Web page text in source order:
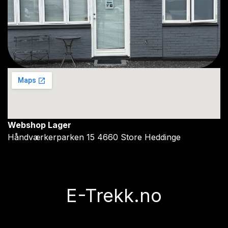
Webshop Lager
Håndværkerparken 15 4660 Store Heddinge
E-Trekk.no